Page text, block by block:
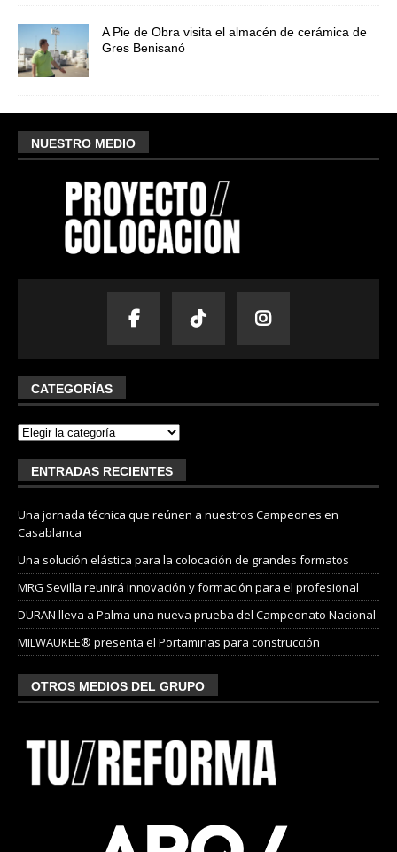
A Pie de Obra visita el almacén de cerámica de
Gres Benisanó
NUESTRO MEDIO
CATEGORÍAS
ENTRADAS RECIENTES
Una jornada técnica que reúnen a nuestros Campeones en
Casablanca
Una solución elástica para la colocación de grandes formatos
MRG Sevilla reunirá innovación y formación para el profesional
DURAN lleva a Palma una nueva prueba del Campeonato Nacional
MILWAUKEE® presenta el Portaminas para construcción
OTROS MEDIOS DEL GRUPO